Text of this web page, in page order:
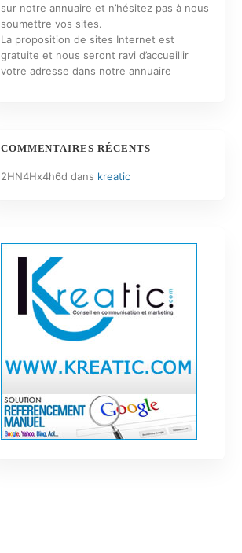
sur notre annuaire et n’hésitez pas à nous
soumettre vos sites.
La proposition de sites Internet est
gratuite et nous seront ravi d’accueillir
votre adresse dans notre annuaire
COMMENTAIRES RÉCENTS
2HN4Hx4h6d dans kreatic